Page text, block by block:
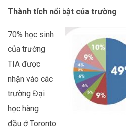
Thành tích nổi bật của trường
70% học sinh
của trường
TIA được
nhận vào các
trường Đại
học hàng
đầu ở Toronto: